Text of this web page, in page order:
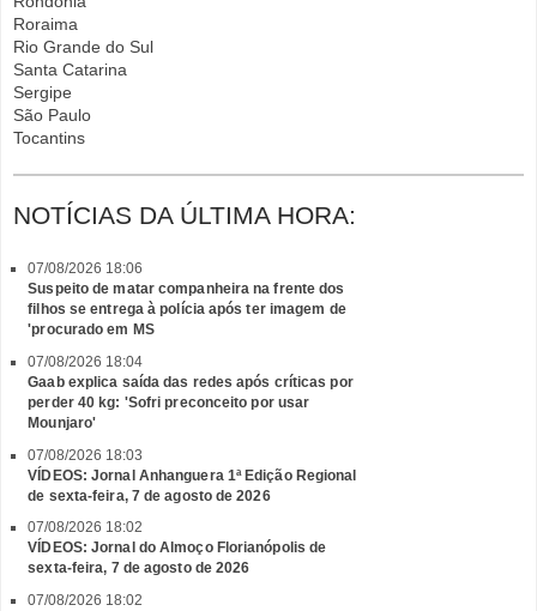
Roraima
Rio Grande do Sul
Santa Catarina
Sergipe
São Paulo
Tocantins
NOTÍCIAS DA ÚLTIMA HORA:
07/08/2026 18:06
Suspeito de matar companheira na frente dos
filhos se entrega à polícia após ter imagem de
'procurado em MS
07/08/2026 18:04
Gaab explica saída das redes após críticas por
perder 40 kg: 'Sofri preconceito por usar
Mounjaro'
07/08/2026 18:03
VÍDEOS: Jornal Anhanguera 1ª Edição Regional
de sexta-feira, 7 de agosto de 2026
07/08/2026 18:02
VÍDEOS: Jornal do Almoço Florianópolis de
sexta-feira, 7 de agosto de 2026
07/08/2026 18:02